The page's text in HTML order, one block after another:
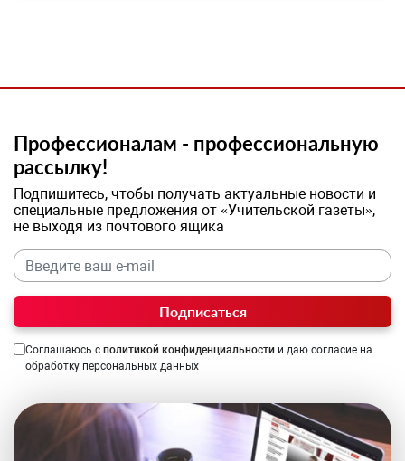
Профессионалам - профессиональную
рассылку!
Подпишитесь, чтобы получать актуальные новости и
специальные предложения от «Учительской газеты»,
не выходя из почтового ящика
Подписаться
Соглашаюсь с политикой конфиденциальности и даю согласие на
обработку персональных данных